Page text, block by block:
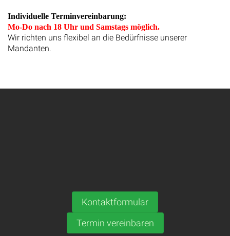
Individuelle Terminvereinbarung:
Mo-Do nach 18 Uhr und Samstags möglich.
Wir richten uns flexibel an die Bedürfnisse unserer
Mandanten.
Kontaktformular
Termin vereinbaren